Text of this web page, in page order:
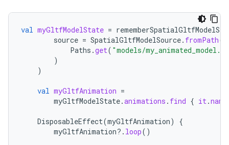
val myGltfModelState =
source = SpatialGltfModelSource. fromPath(
Paths .get( "models/
)
)
val myGltfAnimation =
myGltfModelState.animations . find { it.name
DisposableEffect(myGltfAnimation)
{
myGltfAnimation?. loop()